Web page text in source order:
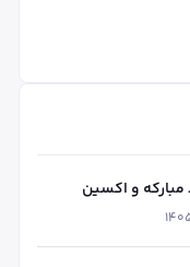
و اکسین
و قیمت